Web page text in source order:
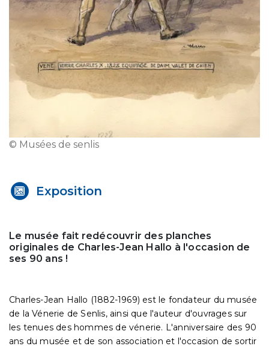
© Musées de senlis
Exposition
Le musée fait redécouvrir des planches
originales de Charles-Jean Hallo à l'occasion de
ses 90 ans !
Charles-Jean Hallo (1882-1969) est le fondateur du musée
de la Vénerie de Senlis, ainsi que l'auteur d'ouvrages sur
les tenues des hommes de vénerie. L'anniversaire des 90
ans du musée et de son association et l'occasion de sortir